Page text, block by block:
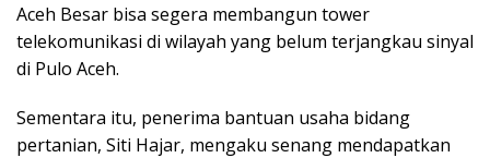
Aceh Besar bisa segera membangun tower
telekomunikasi di wilayah yang belum terjangkau sinyal
di Pulo Aceh.
Sementara itu, penerima bantuan usaha bidang
pertanian, Siti Hajar, mengaku senang mendapatkan